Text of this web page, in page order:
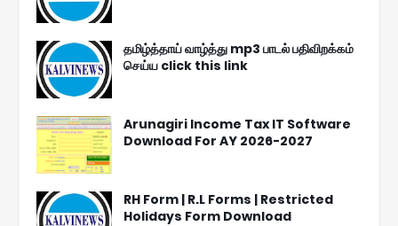
தமிழ்த்தாய் வாழ்த்து mp3 பாடல் பதிவிறக்கம்
செய்ய click this link
Arunagiri Income Tax IT Software
Download For AY 2026-2027
RH Form | R.L Forms | Restricted
Holidays Form Download